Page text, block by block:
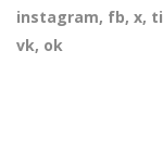
instagram, fb, х,
vk, ok